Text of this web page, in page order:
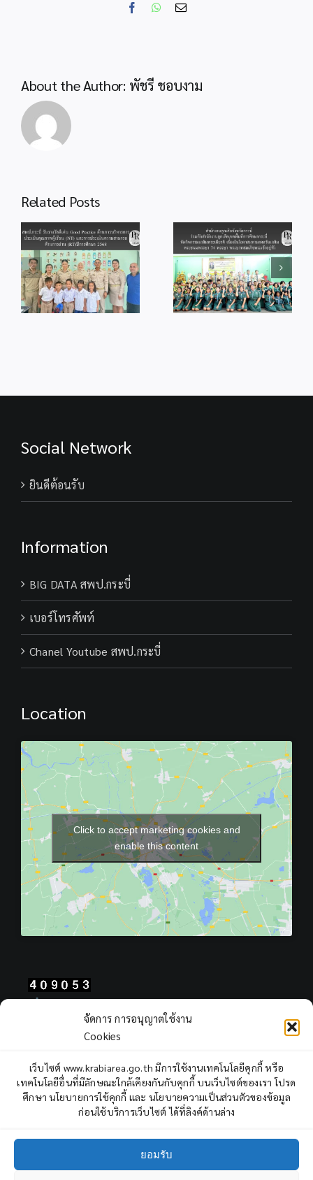
จัดการ การอนุญาตใช้งาน
Cookies
เว็บไซต์ www.krabiarea.go.th มีการใช้งานเทคโนโลยีคุกกี้ หรือ
เทคโนโลยีอื่นที่มีลักษณะใกล้เคียงกันกับคุกกี้ บนเว็บไซต์ของเรา โปรด
ศึกษา นโยบายการใช้คุกกี้ และ นโยบายความเป็นส่วนตัวของข้อมูล
ก่อนใช้บริการเว็บไซต์ ได้ที่ลิงค์ด้านล่าง
ยอมรับ
FacebookWhatsApp
Email
About the Author: พัชรี ชอบงาม
Related Postsสำนักงานลูกเสือ
จังหวัดกระบี่ ร่วม
กับสำนักงานลูก
เสือเขตพื้นที่การ
ศึกษากระบี่ จัด
กิจกรรม
เฉลิมพระเกียรติ
เนื่องในโอกาส
มหามงคลวันเฉลิม
จุดเทียนถวาย
พระพรชัยมงคล
แด่พระบาทสมเด็จ
พระเจ้าอยู่หัว
เนื่องในโอกาสวัน
เฉลิม
Social Network
ยินดีต้อนรับ
Information
BIG DATA สพป.กระบี่
เบอร์โทรศัพท์
Chanel Youtube สพป.กระบี่
Location
Click to accept marketing cookies and
enable this content
Views Today : 214
Views Yesterday : 403
Total views : 968524
Who's Online : 0